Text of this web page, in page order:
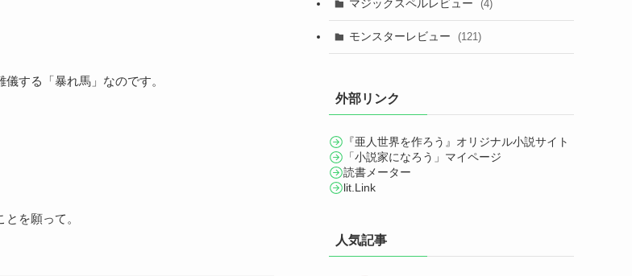
する「暴れ馬」なのです。
を願って。
マジックスペルレビュー (4)
モンスターレビュー (121)
外部リンク
『亜人世界を作ろう』オリジナル小説サイト
「小説家になろう」マイページ
読書メーター
lit.Link
人気記事